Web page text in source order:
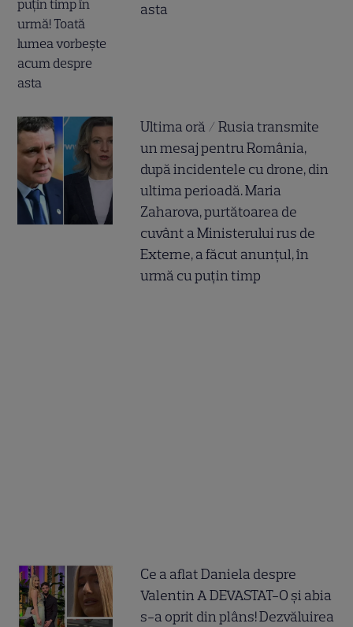
asta
Ultima oră / Rusia transmite
un mesaj pentru România,
după incidentele cu drone, din
ultima perioadă. Maria
Zaharova, purtătoarea de
cuvânt a Ministerului rus de
Externe, a făcut anunțul, în
urmă cu puțin timp
Ce a aflat Daniela despre
Valentin A DEVASTAT-O și abia
s-a oprit din plâns! Dezvăluirea